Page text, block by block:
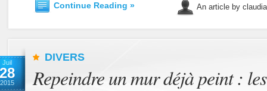
Continue Reading » An article by
Juil
28
2015
DIVERS
Repeindre un mur déjà peint :